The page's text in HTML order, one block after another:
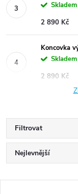
Skladem
2 890 Kč
Koncovka
Skladem
2 890 Kč
Filtrovat
Ř
a
Nejlevnější